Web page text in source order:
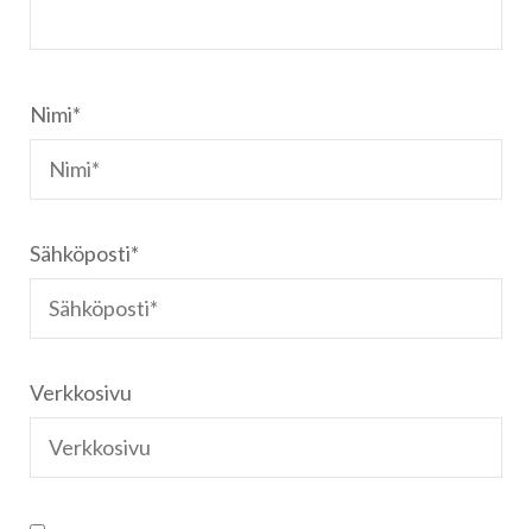
Nimi*
Sähköposti*
Verkkosivu